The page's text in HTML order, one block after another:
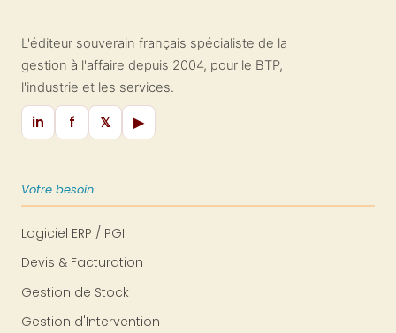
L'éditeur souverain français spécialiste de la
gestion à l'affaire depuis 2004, pour le BTP,
l'industrie et les services.
in f 𝕏 ▶
Votre besoin
Logiciel ERP / PGI
Devis & Facturation
Gestion de Stock
Gestion d'Intervention